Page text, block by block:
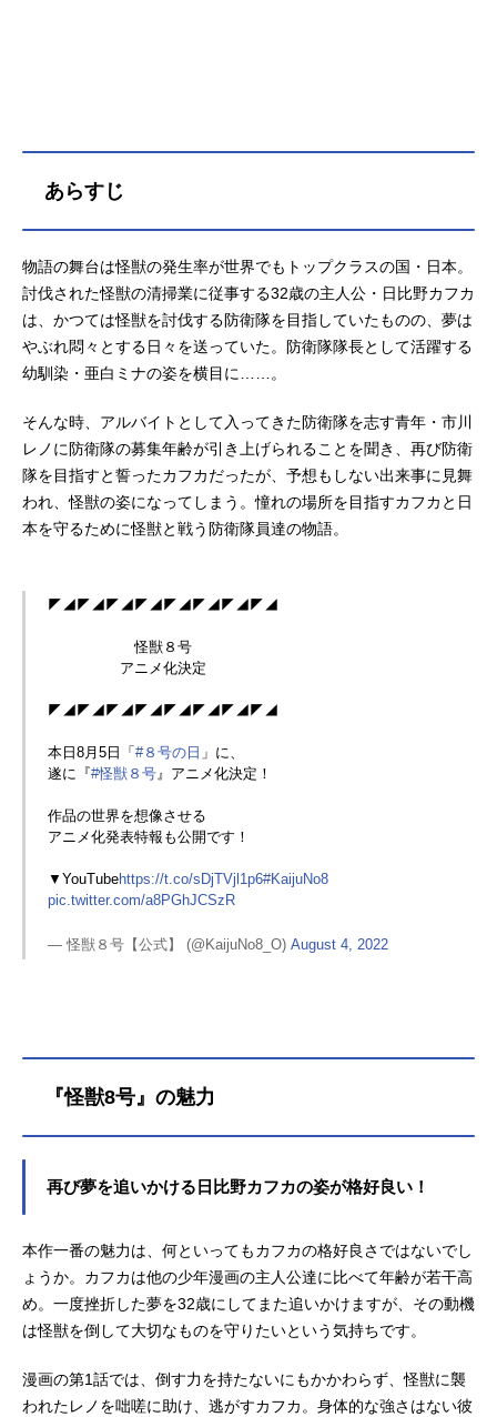
あらすじ
物語の舞台は怪獣の発生率が世界でもトップクラスの国・日本。
討伐された怪獣の清掃業に従事する32歳の主人公・日比野カフカ
は、かつては怪獣を討伐する防衛隊を目指していたものの、夢は
やぶれ悶々とする日々を送っていた。防衛隊隊長として活躍する
幼馴染・亜白ミナの姿を横目に……。
そんな時、アルバイトとして入ってきた防衛隊を志す青年・市川
レノに防衛隊の募集年齢が引き上げられることを聞き、再び防衛
隊を目指すと誓ったカフカだったが、予想もしない出来事に見舞
われ、怪獣の姿になってしまう。憧れの場所を目指すカフカと日
本を守るために怪獣と戦う防衛隊員達の物語。
◤◢◤◢◤◢◤◢◤◢◤◢◤◢◤◢
怪獣８号
アニメ化決定
◤◢◤◢◤◢◤◢◤◢◤◢◤◢◤◢
本日8月5日「#８号の日 」に、
遂に『#怪獣８号』アニメ化決定！
作品の世界を想像させる
アニメ化発表特報も公開です！
▼YouTubehttps://t.co/sDjTVjl1p6#KaijuNo8
pic.twitter.com/a8PGhJCSzR
— 怪獣８号【公式】 (@KaijuNo8_O) August 4, 2022
『怪獣8号』の魅力
再び夢を追いかける日比野カフカの姿が格好良い！
本作一番の魅力は、何といってもカフカの格好良さではないでし
ょうか。カフカは他の少年漫画の主人公達に比べて年齢が若干高
め。一度挫折した夢を32歳にしてまた追いかけますが、その動機
は怪獣を倒して大切なものを守りたいという気持ちです。
漫画の第1話では、倒す力を持たないにもかかわらず、怪獣に襲
われたレノを咄嗟に助け、逃がすカフカ。身体的な強さはない彼